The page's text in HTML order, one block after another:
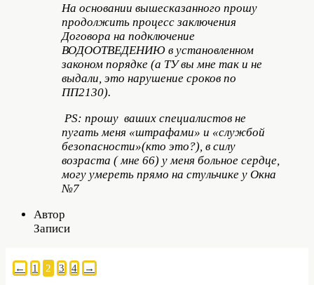
На основании вышесказанного прошу
продолжить процесс заключения
Договора на подключение
ВОДООТВЕДЕНИЮ в установленном
законом порядке (а ТУ вы мне так и не
выдали, это нарушение сроков по
ПП2130).
РS: прошу ваших специалистов не
пугать меня «штрафами» и «службой
безопасности»(кто это?), в силу
возраста ( мне 66) у меня больное сердце,
могу умереть прямо на стульчике у Окна
№7
Автор
Записи
← 1 2 3 4 →